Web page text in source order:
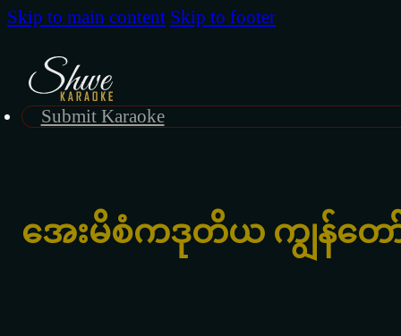
Skip to main content Skip to footer
Submit Karaoke
အေးမိစံကဒုတိယ ကျွန်တ